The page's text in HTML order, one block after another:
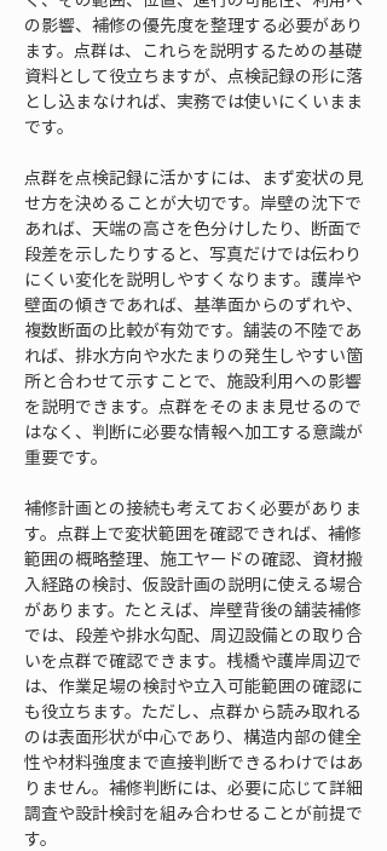
の影響、補修の優先度を整理する必要があり
ます。点群は、これらを説明するための基礎
資料として役立ちますが、点検記録の形に落
とし込まなければ、実務では使いにくいまま
です。
点群を点検記録に活かすには、まず変状の見
せ方を決めることが大切です。岸壁の沈下で
あれば、天端の高さを色分けしたり、断面で
段差を示したりすると、写真だけでは伝わり
にくい変化を説明しやすくなります。護岸や
壁面の傾きであれば、基準面からのずれや、
複数断面の比較が有効です。舗装の不陸であ
れば、排水方向や水たまりの発生しやすい箇
所と合わせて示すことで、施設利用への影響
を説明できます。点群をそのまま見せるので
はなく、判断に必要な情報へ加工する意識が
重要です。
補修計画との接続も考えておく必要がありま
す。点群上で変状範囲を確認できれば、補修
範囲の概略整理、施工ヤードの確認、資材搬
入経路の検討、仮設計画の説明に使える場合
があります。たとえば、岸壁背後の舗装補修
では、段差や排水勾配、周辺設備との取り合
いを点群で確認できます。桟橋や護岸周辺で
は、作業足場の検討や立入可能範囲の確認に
も役立ちます。ただし、点群から読み取れる
のは表面形状が中心であり、構造内部の健全
性や材料強度まで直接判断できるわけではあ
りません。補修判断には、必要に応じて詳細
調査や設計検討を組み合わせることが前提で
す。